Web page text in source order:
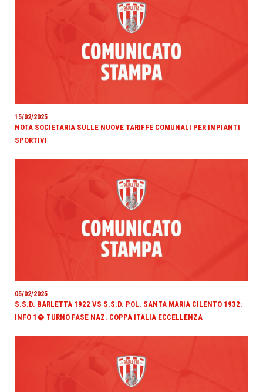
15/02/2025
NOTA SOCIETARIA SULLE NUOVE TARIFFE COMUNALI PER IMPIANTI
SPORTIVI
05/02/2025
S.S.D. BARLETTA 1922 VS S.S.D. POL. SANTA MARIA CILENTO 1932:
INFO 1� TURNO FASE NAZ. COPPA ITALIA ECCELLENZA